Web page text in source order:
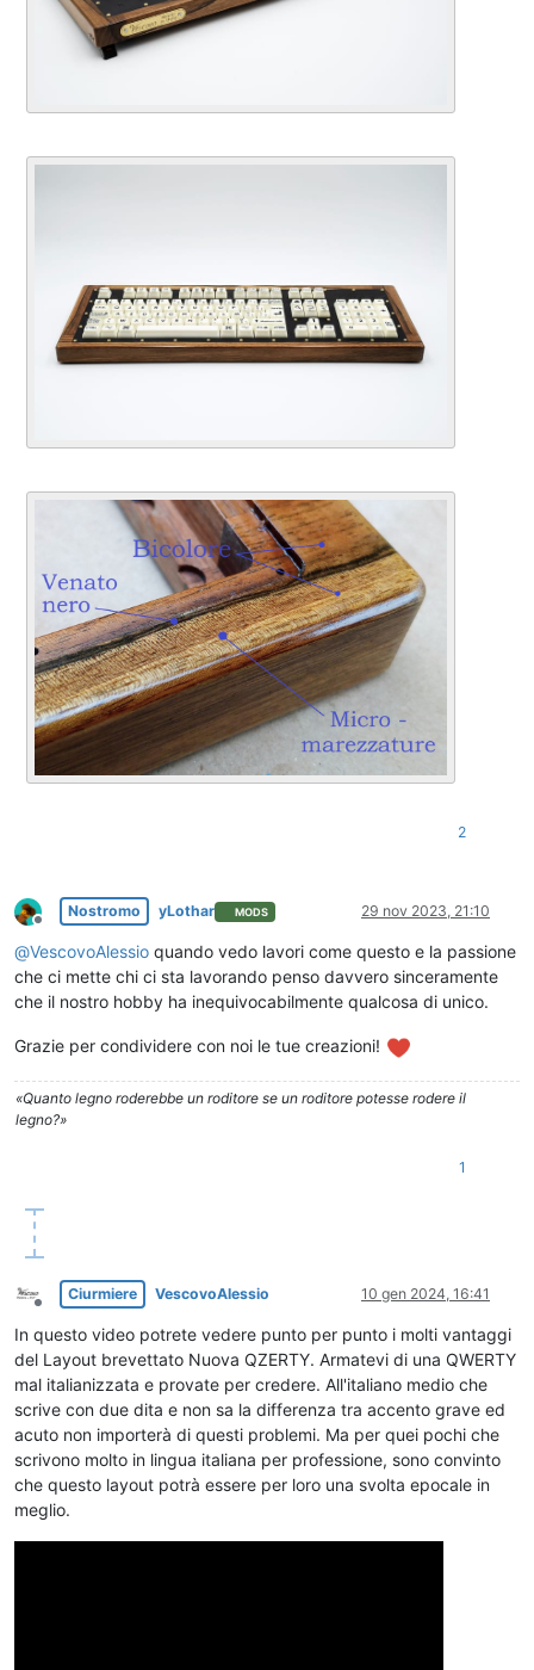
2
Non in linea
Nostromo yLothar MODS 29 nov 2023, 21:10
@VescovoAlessio quando vedo lavori come questo e la passione
che ci mette chi ci sta lavorando penso davvero sinceramente
che il nostro hobby ha inequivocabilmente qualcosa di unico.
Grazie per condividere con noi le tue creazioni!
«Quanto legno roderebbe un roditore se un roditore potesse rodere il
legno?»
1
Non in linea
Ciurmiere VescovoAlessio 10 gen 2024, 16:41
In questo video potrete vedere punto per punto i molti vantaggi
del Layout brevettato Nuova QZERTY. Armatevi di una QWERTY
mal italianizzata e provate per credere. All'italiano medio che
scrive con due dita e non sa la differenza tra accento grave ed
acuto non importerà di questi problemi. Ma per quei pochi che
scrivono molto in lingua italiana per professione, sono convinto
che questo layout potrà essere per loro una svolta epocale in
meglio.